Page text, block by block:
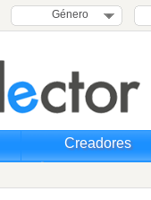
Género
Creadores